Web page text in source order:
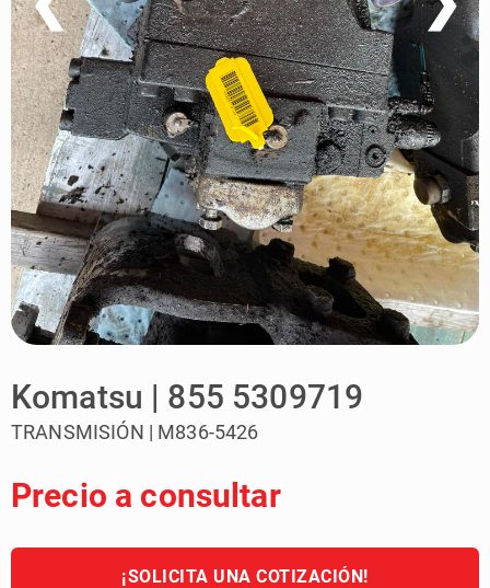
Komatsu | 855 5309719
TRANSMISIÓN | M836-5426
Precio a consultar
¡SOLICITA UNA COTIZACIÓN!